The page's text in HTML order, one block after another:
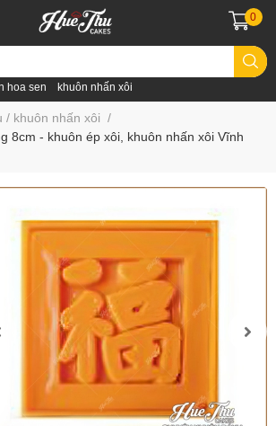
hoa sen khuôn nhấn xôi
0
/ khuôn nhấn xôi /
8cm - khuôn ép xôi, khuôn nhấn xôi Vĩnh